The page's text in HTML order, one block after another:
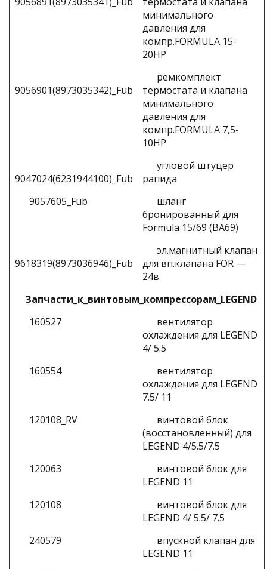
минимального
давления для
компр.FORMULA 15-
20HP
9056901(8973035342)_Fub
ремкомплект
термостата и клапана
минимального
давления для
компр.FORMULA 7,5-
10HP
9047024(6231944100)_Fub
угловой штуцер
рапида
9057605_Fub
шланг
бронированный для
Formula 15/69 (BA69)
9618319(8973036946)_Fub
эл.магнитный клапан
для вп.клапана FOR —
24в
Запчасти_к_винтовым_компрессорам_LEGEND
160527
вентилятор
охлаждения для LEGEND
4/ 5.5
160554
вентилятор
охлаждения для LEGEND
7.5/ 11
120108_RV
винтовой блок
(восстановленный) для
LEGEND 4/5.5/7.5
120063
винтовой блок для
LEGEND 11
120108
винтовой блок для
LEGEND 4/ 5.5/ 7.5
240579
впускной клапан для
LEGEND 11